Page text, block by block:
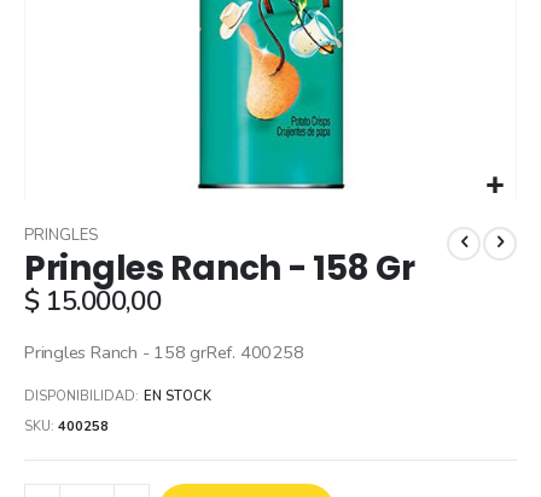
to
the
beginning
of
images
gallery
Pringles Ranch - 158 Gr
PRINGLES
$ 15.000,00
Pringles Ranch - 158 grRef. 400258
DISPONIBILIDAD: EN STOCK
SKU 400258